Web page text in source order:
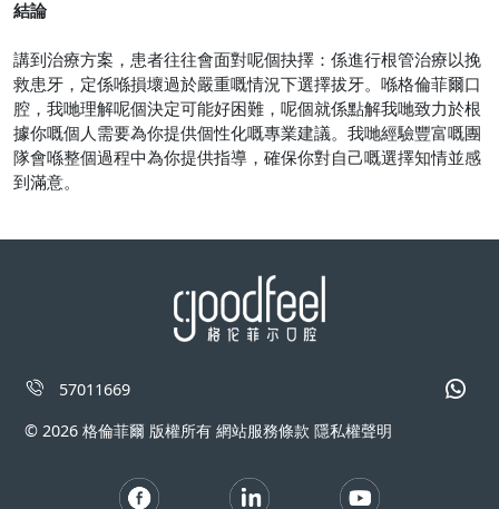
結論
講到治療方案，患者往往會面對呢個抉擇：係進行根管治療以挽
救患牙，定係喺損壞過於嚴重嘅情況下選擇拔牙。喺格倫菲爾口
腔，我哋理解呢個決定可能好困難，呢個就係點解我哋致力於根
據你嘅個人需要為你提供個性化嘅專業建議。我哋經驗豐富嘅團
隊會喺整個過程中為你提供指導，確保你對自己嘅選擇知情並感
到滿意。
57011669
© 2026 格倫菲爾 版權所有 網站服務條款 隱私權聲明